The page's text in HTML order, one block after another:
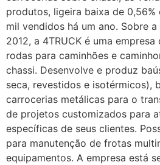
produtos, ligeira baixa de 0,56%
mil vendidos há um ano. Sobre a
2012, a 4TRUCK é uma
rodas para caminhões e
chassi. Desenvolve e produz
seca, revestidos e isotérmicos),
carrocerias metálicas para o
de projetos customizados para
específicas de seus clientes.
para manutenção de frotas
equipamentos. A empresa está